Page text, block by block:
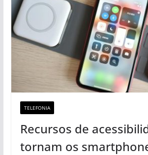
TELEFONIA
Recursos de
tornam os